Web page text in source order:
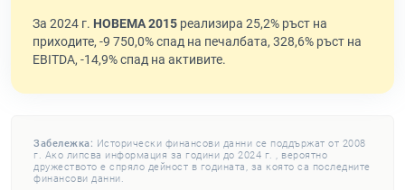
За 2024 г. НОВЕМА 2015 реализира 25,2% ръст на
приходите, -9 750,0% спад на печалбата, 328,6% ръст на
EBITDA, -14,9% спад на активите.
Забележка: Исторически финансови данни се поддържат от 2008
г. Ако липсва информация за години до 2024 г. , вероятно
дружеството е спряло дейност в годината, за която са последните
финансови данни.